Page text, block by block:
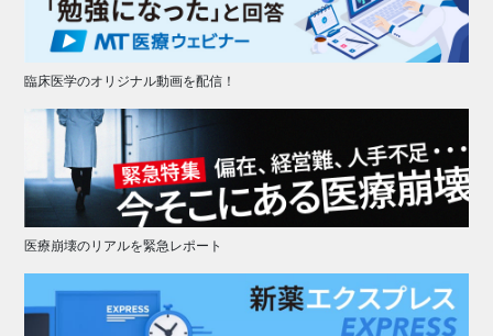
臨床医学のオリジナル動画を配信！
医療崩壊のリアルを緊急レポート